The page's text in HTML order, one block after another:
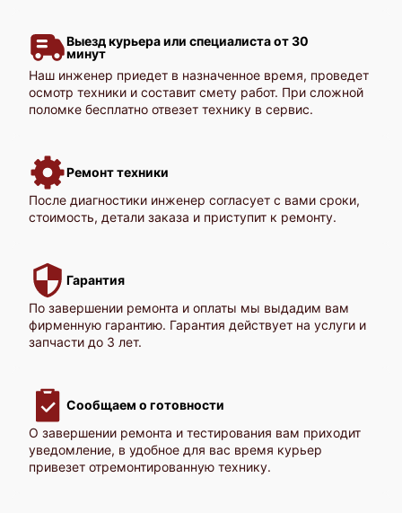
Huawei Tecal CH222
Выезд курьера или специалиста от 30
минут
Наш инженер приедет в назначенное время, проведет
осмотр техники и составит смету работ. При сложной
поломке бесплатно отвезет технику в сервис.
Ремонт техники
После диагностики инженер согласует с вами сроки,
стоимость, детали заказа и приступит к ремонту.
Гарантия
По завершении ремонта и оплаты мы выдадим вам
фирменную гарантию. Гарантия действует на услуги и
запчасти до 3 лет.
Сообщаем о готовности
О завершении ремонта и тестирования вам приходит
уведомление, в удобное для вас время курьер
привезет отремонтированную технику.